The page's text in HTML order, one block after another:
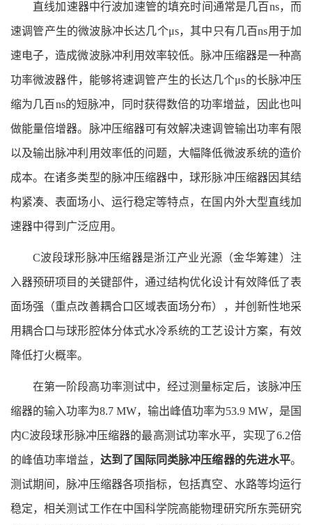
直线加速器中行波加速管的填充时间通常是几百ns，而
速调管产生的微波脉冲长达几个μs，其中只有几百ns用于加
速电子，造成微波脉冲利用效率较低。脉冲压缩器是一种高
功率微波器件，能够将速调管产生的长达几个μs的长脉冲压
缩为几百ns的短脉冲，同时获得数倍的功率增益，因此也叫
做能量倍增器。脉冲压缩器可有效解决速调管输出功率有限
以及输出脉冲利用效率低的问题，大幅降低微波系统的造价
成本。在诸多类型的脉冲压缩器中，球形脉冲压缩器因其结
构紧凑、表面场小、运行稳定等特点，在国内外大型直线加
速器中得到广泛应用。
C波段球形脉冲压缩器是浙江产业光源（金华筹建）注
入器预研项目的关键部件，通过结构优化设计有效降低了表
面场强（重点改善耦合口区域表面场分布），并创新性地采
用耦合口与球形腔体分体式水冷系统的工艺设计方案，有效
降低打火概率。
在第一阶段高功率测试中，经过测量标定后，该脉冲压
缩器的输入功率为8.7 MW，输出峰值功率为53.9 MW，是国
内C波段球形脉冲压缩器的最高测试功率水平，实现了6.2倍
的峰值功率增益， 达到了国际同类脉冲压缩器的先进水平。
测试期间，脉冲压缩器各项指标，包括真空、水路等均运行
稳定，相关测试工作在中国科学院高能物理研究所东莞研究